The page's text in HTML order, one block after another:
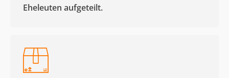
Eheleuten aufgeteilt.​